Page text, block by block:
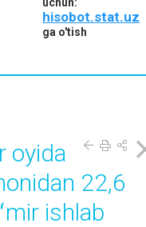
hisobot.stat.uz
ga o'tish
oyida
22,6
ishlab